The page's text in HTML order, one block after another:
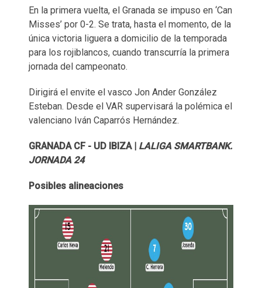
En la primera vuelta, el Granada se impuso en ‘Can
Misses’ por 0-2. Se trata, hasta el momento, de la
única victoria liguera a domicilio de la temporada
para los rojiblancos, cuando transcurría la primera
jornada del campeonato.
Dirigirá el envite el vasco Jon Ander González
Esteban. Desde el VAR supervisará la polémica el
valenciano Iván Caparrós Hernández.
GRANADA CF - UD IBIZA | LALIGA SMARTBANK.
JORNADA 24
Posibles alineaciones